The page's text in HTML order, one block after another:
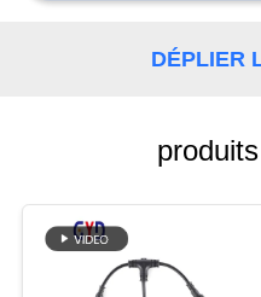
DÉPLIER